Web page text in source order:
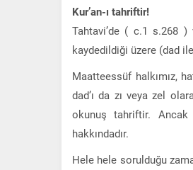
Kur’an-ı tahriftir!
Tahtavi’de ( c.1 s.268 )
kaydedildiği üzere (dad
Maatteessüf halkımız,
dad’ı da zı veya zel
okunuş tahriftir. Ancak
hakkındadır.
Hele hele sorulduğu